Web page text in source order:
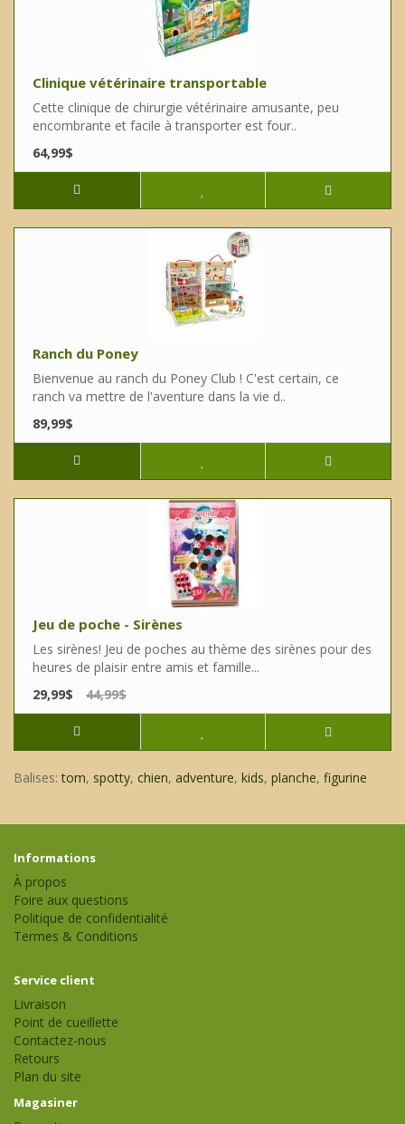
Clinique vétérinaire transportable
Cette clinique de chirurgie vétérinaire amusante, peu
encombrante et facile à transporter est four..
64,99$
Ranch du Poney
Bienvenue au ranch du Poney Club ! C'est certain, ce
ranch va mettre de l'aventure dans la vie d..
89,99$
Jeu de poche - Sirènes
Les sirènes! Jeu de poches au thème des sirènes pour des
heures de plaisir entre amis et famille...
29,99$
44,99$
Balises:tom, spotty, chien, adventure, kids, planche, figurine
Informations
À propos
Foire aux questions
Politique de confidentialité
Termes & Conditions
Service client
Livraison
Point de cueillette
Contactez-nous
Retours
Plan du site
Magasiner